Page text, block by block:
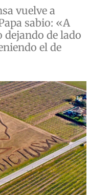
vuelve a
sabio: «A
de lado
el de